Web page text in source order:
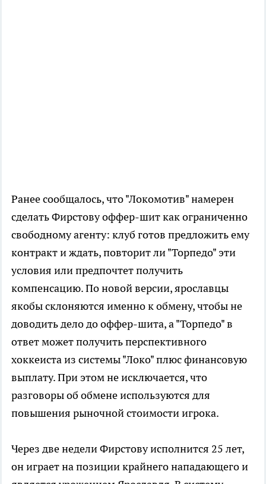
Ранее сообщалось, что "Локомотив" намерен
сделать Фирстову оффер-шит как ограниченно
свободному агенту: клуб готов предложить ему
контракт и ждать, повторит ли "Торпедо" эти
условия или предпочтет получить
компенсацию. По новой версии, ярославцы
якобы склоняются именно к обмену, чтобы не
доводить дело до оффер-шита, а "Торпедо" в
ответ может получить перспективного
хоккеиста из системы "Локо" плюс финансовую
выплату. При этом не исключается, что
разговоры об обмене используются для
повышения рыночной стоимости игрока.
Через две недели Фирстову исполнится 25 лет,
он играет на позиции крайнего нападающего и